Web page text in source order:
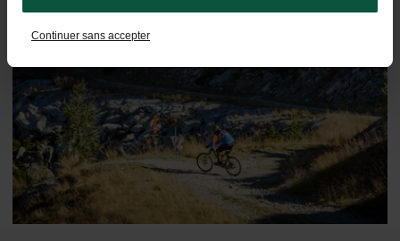
Continuer sans accepter
De regio ontdekken